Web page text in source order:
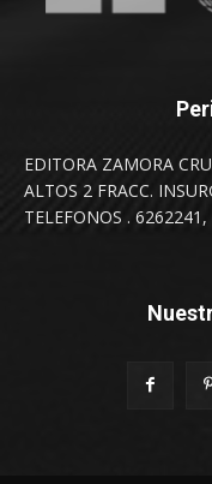
EDITORA ZAMORA
ALTOS 2 FRACC.
TELEFONOS .